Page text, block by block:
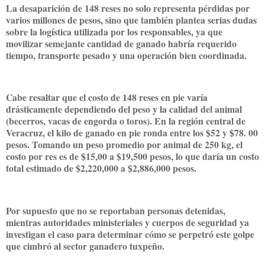
La desaparición de 148 reses no solo representa pérdidas por
varios millones de pesos, sino que también plantea serias dudas
sobre la logística utilizada por los responsables, ya que
movilizar semejante cantidad de ganado habría requerido
tiempo, transporte pesado y una operación bien coordinada.
Cabe resaltar que el costo de 148 reses en pie varía
drásticamente dependiendo del peso y la calidad del animal
(becerros, vacas de engorda o toros). En la región central de
Veracruz, el kilo de ganado en pie ronda entre los $52 y $78. 00
pesos. Tomando un peso promedio por animal de 250 kg, el
costo por res es de $15,00 a $19,500 pesos, lo que daría un costo
total estimado de $2,220,000 a $2,886,000 pesos.
Por supuesto que no se reportaban personas detenidas,
mientras autoridades ministeriales y cuerpos de seguridad ya
investigan el caso para determinar cómo se perpetró este golpe
que cimbró al sector ganadero tuxpeño.